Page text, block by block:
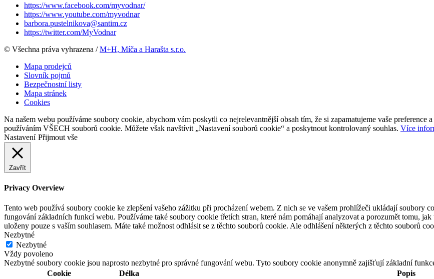
https://www.facebook.com/myvodnar/
https://www.youtube.com/myvodnar
barbora.pustelnikova@santim.cz
https://twitter.com/MyVodnar
© Všechna práva vyhrazena /M+H, Míča a Harašta s.r.o.
Mapa prodejců
Slovník pojmů
Bezpečnostní listy
Mapa stránek
Cookies
Na našem webu používáme soubory cookie, abychom vám poskytli co nejrelevantnější obsah tím, že si zapamatujeme vaše preference
používáním VŠECH souborů cookie. Můžete však navštívit „Nastavení souborů cookie“ a poskytnout kontrolovaný souhlas. Více
Nastavení Přijmout vše
Zavřít
Privacy Overview
Tento web používá soubory cookie ke zlepšení vašeho zážitku při procházení webem. Z nich se ve vašem prohlížeči ukládají soubory
fungování základních funkcí webu. Používáme také soubory cookie třetích stran, které nám pomáhají analyzovat a porozumět tomu,
uloženy pouze s vaším souhlasem. Máte také možnost odhlásit se z těchto souborů cookie. Ale odhlášení některých z těchto souborů
Nezbytné
Nezbytné
Vždy povoleno
Nezbytné soubory cookie jsou naprosto nezbytné pro správné fungování webu. Tyto soubory cookie anonymně zajišťují základní
Cookie
Délka
Popis